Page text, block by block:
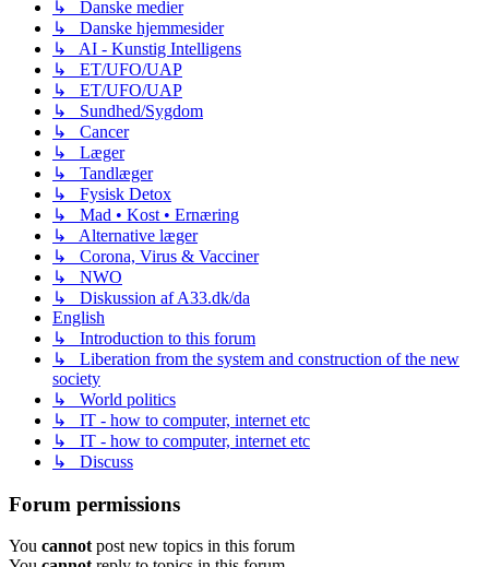
↳ Danske medier
↳ Danske hjemmesider
↳ AI - Kunstig Intelligens
↳ ET/UFO/UAP
↳ ET/UFO/UAP
↳ Sundhed/Sygdom
↳ Cancer
↳ Læger
↳ Tandlæger
↳ Fysisk Detox
↳ Mad • Kost • Ernæring
↳ Alternative læger
↳ Corona, Virus & Vacciner
↳ NWO
↳ Diskussion af A33.dk/da
English
↳ Introduction to this forum
↳ Liberation from the system and construction of the new
society
↳ World politics
↳ IT - how to computer, internet etc
↳ IT - how to computer, internet etc
↳ Discuss
Forum permissions
You cannot post new topics in this forum